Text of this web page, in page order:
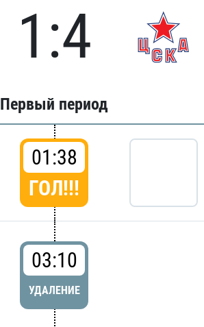
1:4
Первый период
01:38
ГОЛ!!!
03:10
УДАЛЕНИЕ